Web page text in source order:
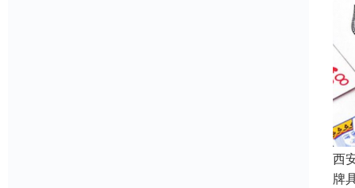
西
牌